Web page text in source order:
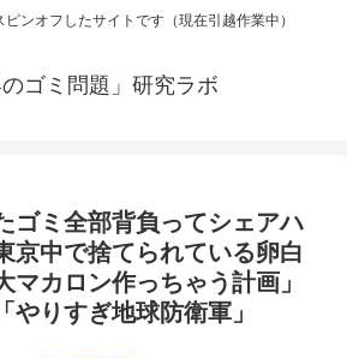
ンオフしたサイトです（現在引越作業中）
のゴミ問題」研究ラボ
ゴミ全部背負ってシェアハ
京中で捨てられている卵白
マカロン作っちゃう計画」
やりすぎ地球防衛軍」